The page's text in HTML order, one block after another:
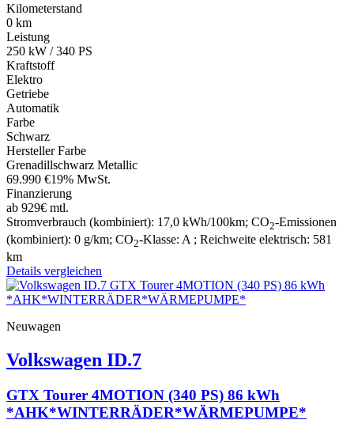
Kilometerstand
0 km
Leistung
250 kW / 340 PS
Kraftstoff
Elektro
Getriebe
Automatik
Farbe
Schwarz
Hersteller Farbe
Grenadillschwarz Metallic
69.990 €19% MwSt.
Finanzierung
ab 929€ mtl.
Stromverbrauch (kombiniert): 17,0 kWh/100km; CO2-Emissionen
(kombiniert): 0 g/km; CO2-Klasse: A ; Reichweite elektrisch: 581
km
Details vergleichen
Neuwagen
Volkswagen ID.7
GTX Tourer 4MOTION (340 PS) 86 kWh
*AHK*WINTERRÄDER*WÄRMEPUMPE*